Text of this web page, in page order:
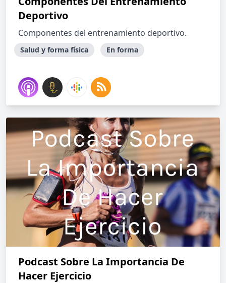
Deportivo
Componentes del entrenamiento deportivo.
Salud y forma física En forma
Podcast Sobre La Importancia De
Hacer Ejercicio